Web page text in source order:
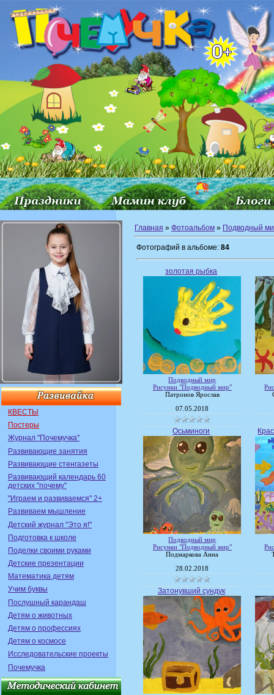
КВЕСТЫ
Постеры
Журнал "Почемучка"
Развивающие занятия
Развивающие стенгазеты
Развивающий календарь 60
детских "почему"
"Играем и развиваемся" 2+
Развиваем мышление
Детский журнал "Это я!"
Подготовка к школе
Поделки своими руками
Детские презентации
Математика детям
Учим буквы
Послушный карандаш
Детям о животных
Детям о профессиях
Детям о космосе
Исследовательские проекты
Почемучка
Главная » Фотоальбом » Подводный
Фотографий в альбоме: 84
золотая рыбка
Подводный мир
Рисунки "Подводный мир"
Патронов Ярослав
07.05.2018
Осьминоги
Подводный мир
Рисунки "Подводный мир"
Подмаркова Анна
28.02.2018
Затонувший сундук